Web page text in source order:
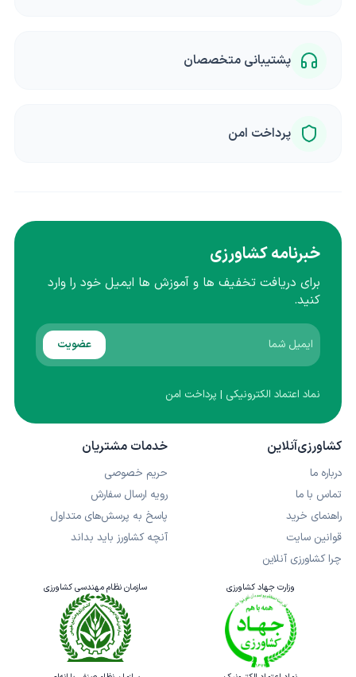
پشتیبانی متخصصان
پرداخت امن
خبرنامه کشاورزی
برای دریافت تخفیف ها و آموزش ها ایمیل خود را وارد
کنید.
عضویت
نماد اعتماد الکترونیکی | پرداخت امن
کشاورزی‌آنلاین
درباره ما
تماس با ما
راهنمای خرید
قوانین سایت
چرا کشاورزی آنلاین
خدمات مشتریان
حریم خصوصی
رویه ارسال سفارش
پاسخ به پرسش‌های متداول
آنچه کشاورز باید بداند
وزارت جهاد کشاورزی سازمان نظام مهندسی کشاورزی